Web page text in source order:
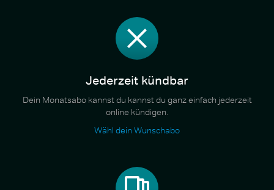
Jederzeit kündbar
Dein Monatsabo kannst du kannst du ganz einfach jederzeit
online kündigen.
Wähl dein Wunschabo